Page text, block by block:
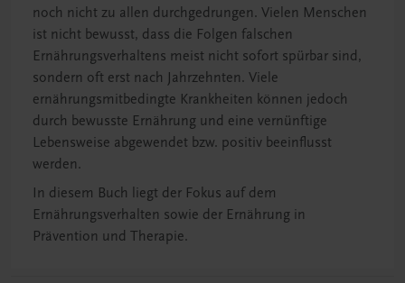
noch nicht zu allen durchgedrungen. Vielen Menschen
ist nicht bewusst, dass die Folgen falschen
Ernährungsverhaltens meist nicht sofort spürbar sind,
sondern oft erst nach Jahrzehnten. Viele
ernährungsmitbedingte Krankheiten können jedoch
durch bewusste Ernährung und eine vernünftige
Lebensweise abgewendet bzw. positiv beeinflusst
werden.
In diesem Buch liegt der Fokus auf dem
Ernährungsverhalten sowie der Ernährung in
Prävention und Therapie.